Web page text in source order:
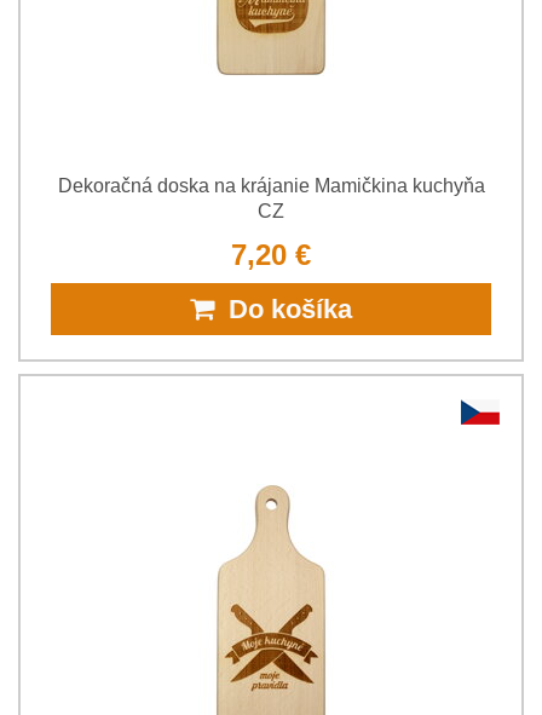
Dekoračná doska na krájanie Mamičkina kuchyňa
CZ
7,20 €
Do košíka